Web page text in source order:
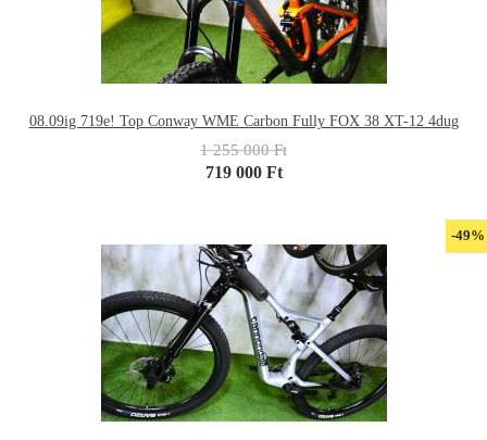
08.09ig 719e! Top Conway WME Carbon Fully FOX 38 XT-12 4dug
1 255 000 Ft
719 000 Ft
-49%